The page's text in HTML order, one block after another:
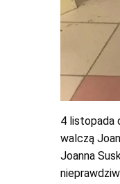
4 listopada
walczą
Joanna